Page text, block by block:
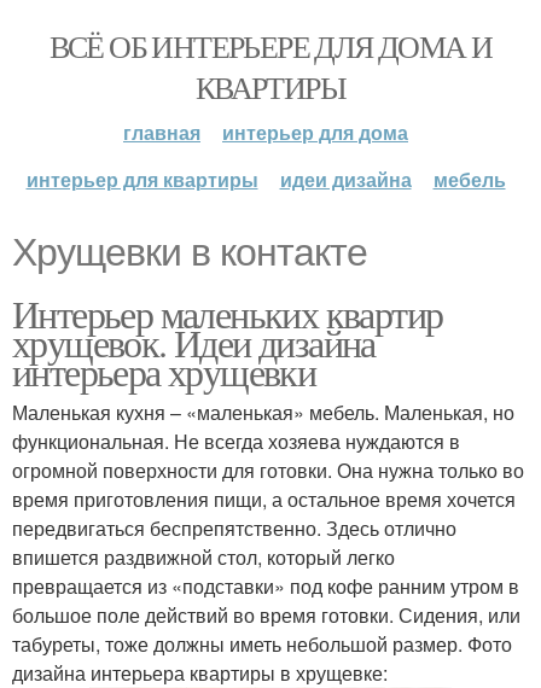
ВСЁ ОБ ИНТЕРЬЕРЕ ДЛЯ ДОМА И
КВАРТИРЫ
главная
интерьер для дома
интерьер для квартиры
идеи дизайна мебель
Хрущевки в контакте
Интерьер маленьких квартир
хрущевок. Идеи дизайна
интерьера хрущевки
Маленькая кухня – «маленькая» мебель. Маленькая, но
функциональная. Не всегда хозяева нуждаются в
огромной поверхности для готовки. Она нужна только во
время приготовления пищи, а остальное время хочется
передвигаться беспрепятственно. Здесь отлично
впишется раздвижной стол, который легко
превращается из «подставки» под кофе ранним утром в
большое поле действий во время готовки. Сидения, или
табуреты, тоже должны иметь небольшой размер. Фото
дизайна интерьера квартиры в хрущевке: